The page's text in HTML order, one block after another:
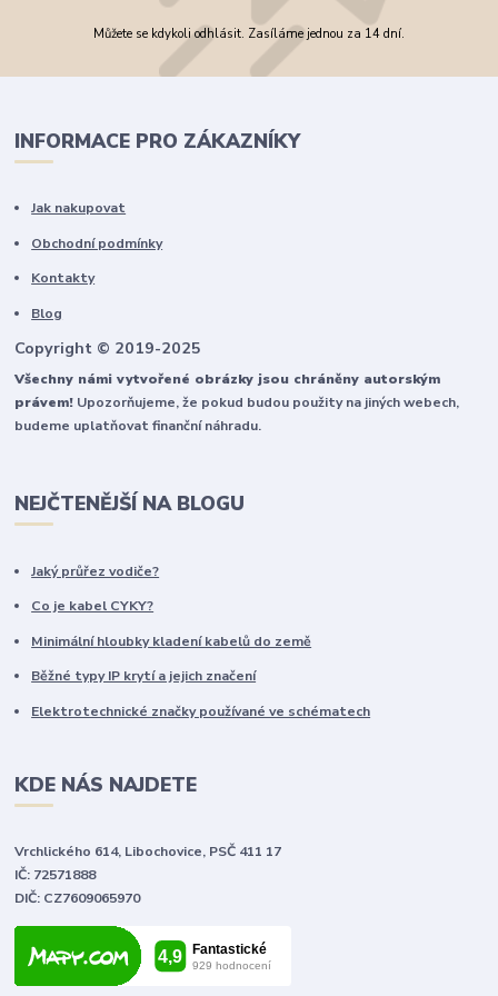
Můžete se kdykoli odhlásit. Zasíláme jednou za 14 dní.
INFORMACE PRO ZÁKAZNÍKY
Jak nakupovat
Obchodní podmínky
Kontakty
Blog
Copyright © 2019-2025
Všechny námi vytvořené obrázky jsou chráněny autorským
právem! Upozorňujeme, že pokud budou použity na jiných webech,
budeme uplatňovat finanční náhradu.
NEJČTENĚJŠÍ NA BLOGU
Jaký průřez vodiče?
Co je kabel CYKY?
Minimální hloubky kladení kabelů do země
Běžné typy IP krytí a jejich značení
Elektrotechnické značky používané ve schématech
KDE NÁS NAJDETE
Vrchlického 614, Libochovice, PSČ 411 17
IČ: 72571888
DIČ: CZ7609065970